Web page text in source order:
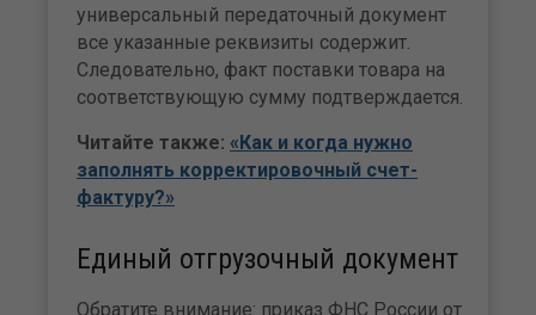
универсальный передаточный документ
все указанные реквизиты содержит.
Следовательно, факт поставки товара на
соответствующую сумму подтверждается.
Читайте также: «Как и когда нужно
заполнять корректировочный счет-
фактуру?»
Единый отгрузочный документ
Обратите внимание: приказ ФНС России от